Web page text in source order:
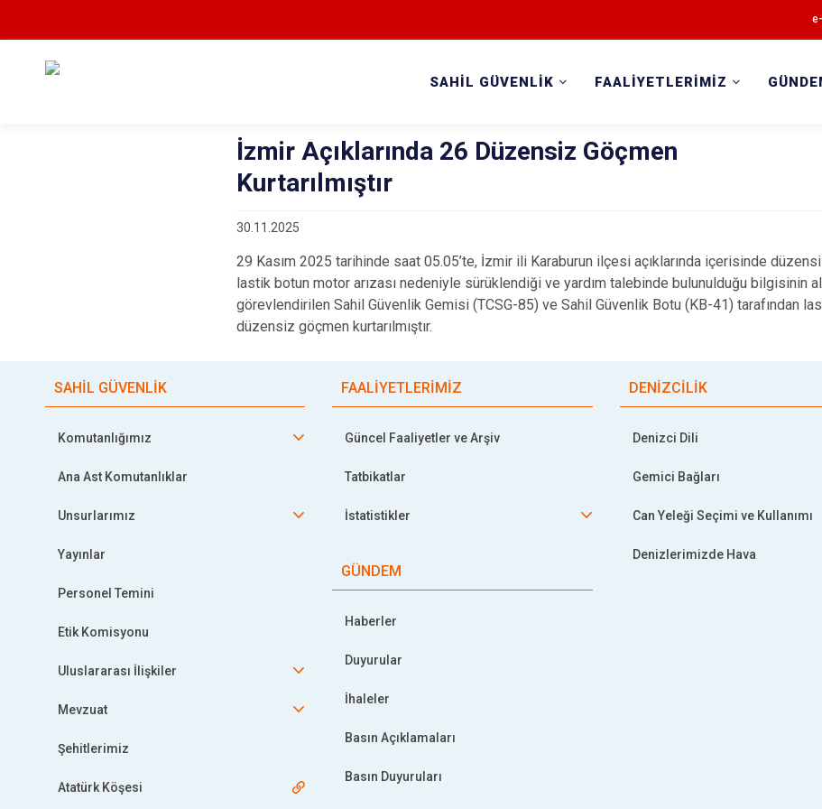
SAHİL GÜVENLİK FAALİYETLERİMİZ
İzmir Açıklarında 26 Düzensiz Göçmen
Kurtarılmıştır
30.11.2025
29 Kasım 2025 tarihinde saat 05.05’te, İzmir ili Karaburun ilçesi açıklarında içerisinde
lastik botun motor arızası nedeniyle sürüklendiği ve yardım talebinde bulunulduğu bilgisinin
görevlendirilen Sahil Güvenlik Gemisi (TCSG-85) ve Sahil Güvenlik Botu (KB-41) tarafından
düzensiz göçmen kurtarılmıştır.
SAHİL GÜVENLİK
Komutanlığımız
Ana Ast Komutanlıklar
Unsurlarımız
Yayınlar
Personel Temini
Etik Komisyonu
Uluslararası İlişkiler
Mevzuat
Şehitlerimiz
Atatürk Köşesi
FAALİYETLERİMİZ
Güncel Faaliyetler ve Arşiv
Tatbikatlar
İstatistikler
GÜNDEM
Haberler
Duyurular
İhaleler
Basın Açıklamaları
Basın Duyuruları
DENİZCİLİK
Denizci Dili
Gemici Bağları
Can Yeleği Seçimi ve Kullanımı
Denizlerimizde Hava